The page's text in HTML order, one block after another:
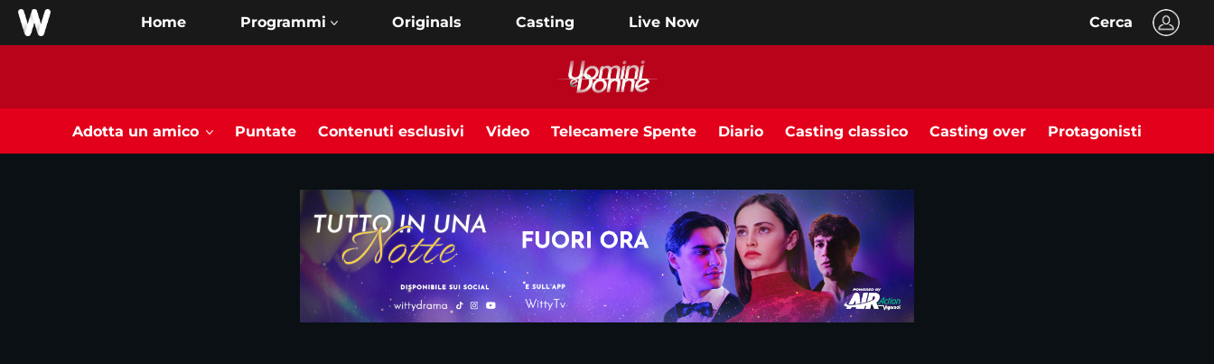
Home Originals Casting Live Now Cerca
Adotta un amico Puntate Contenuti esclusivi Video Telecamere Spente Diario Casting classico Casting over Protagonisti